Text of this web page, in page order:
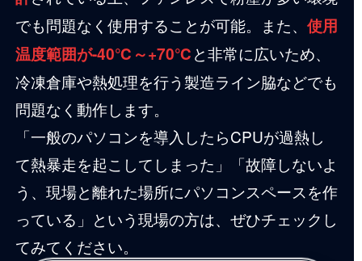
でも問題なく使用することが可能。また、使用
温度範囲が-40℃～+70℃と非常に広いため、
冷凍倉庫や熱処理を行う製造ライン脇などでも
問題なく動作します。
「一般のパソコンを導入したらCPUが過熱し
て熱暴走を起こしてしまった」「故障しないよ
う、現場と離れた場所にパソコンスペースを作
っている」という現場の方は、ぜひチェックし
てみてください。